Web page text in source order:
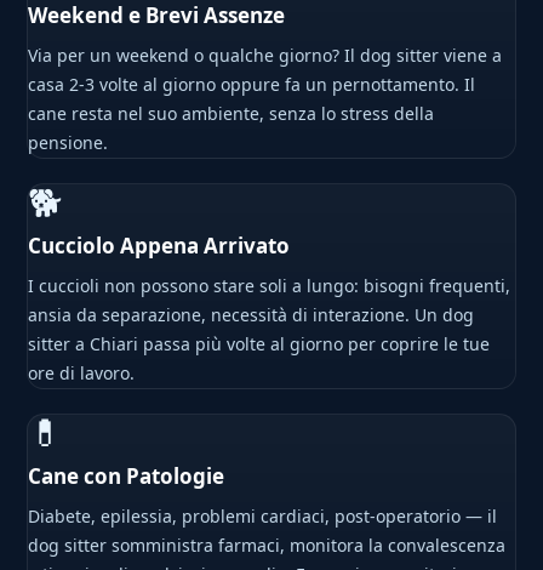
Weekend e Brevi Assenze
Via per un weekend o qualche giorno? Il dog sitter viene a
casa 2-3 volte al giorno oppure fa un pernottamento. Il
cane resta nel suo ambiente, senza lo stress della
pensione.
🐕
Cucciolo Appena Arrivato
I cuccioli non possono stare soli a lungo: bisogni frequenti,
ansia da separazione, necessità di interazione. Un dog
sitter a Chiari passa più volte al giorno per coprire le tue
ore di lavoro.
💊
Cane con Patologie
Diabete, epilessia, problemi cardiaci, post-operatorio — il
dog sitter somministra farmaci, monitora la convalescenza